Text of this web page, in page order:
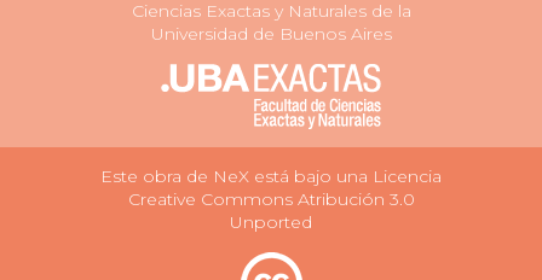
Ciencias Exactas y Naturales de la
Universidad de Buenos Aires
Este obra de NeX está bajo una Licencia
Creative Commons Atribución 3.0
Unported